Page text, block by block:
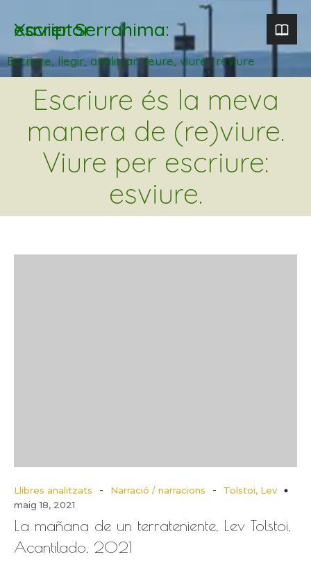
Xavier Serrahima: escriptor
Escriure, llegir, analitzar. veure, viure i reviure
Escriure és la meva
manera de (re)viure.
Viure per escriure:
esviure.
Llibres analitzats - Narració / narracions -
Tolstoi, Lev
maig 18, 2021
La mañana de un terrateniente, Lev Tolstoi,
Acantilado, 2021